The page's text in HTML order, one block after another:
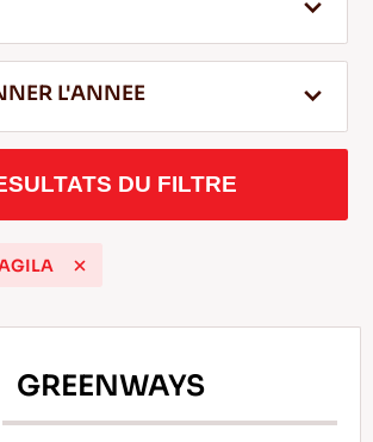
conduire dans la neige
L'ANNEE
DU FILTRE
GREENWAYS